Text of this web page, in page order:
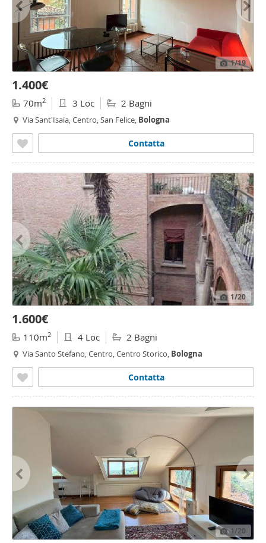
1/19
1.400€
70m2 3 Loc 2 Bagni
Via Sant'Isaia, Centro, San Felice, Bologna
Contatta
1/20
1.600€
110m2 4 Loc 2 Bagni
Via Santo Stefano, Centro, Centro Storico, Bologna
Contatta
1/20